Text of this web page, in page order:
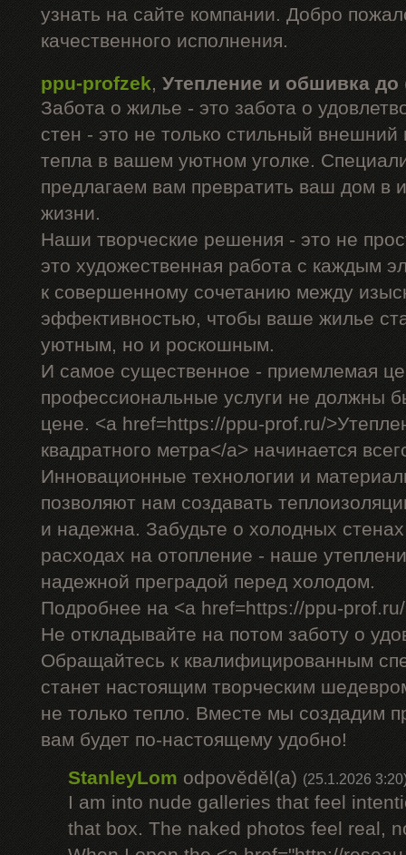
узнать на сайте компании. Добро
качественного исполнения.
ppu-profzek,Утепление и обшивка до
Забота о жилье - это забота о
стен - это не только стильный
тепла в вашем уютном уголке.
предлагаем вам превратить ваш дом в
жизни.
Наши творческие решения - это не
это художественная работа с каждым
к совершенному сочетанию между
эффективностью, чтобы ваше жилье
уютным, но и роскошным.
И самое существенное - приемлемая
профессиональные услуги не должны
цене. <a href=https://ppu-prof.ru/
квадратного метра</a> начинается
Инновационные технологии и
позволяют нам создавать
и надежна. Забудьте о холодных
расходах на отопление - наше
надежной преградой перед холодом.
Подробнее на <a href=https://ppu-
Не откладывайте на потом заботу о
Обращайтесь к квалифицированным
станет настоящим творческим
не только тепло. Вместе мы создадим
вам будет по-настоящему удобно!
StanleyLom odpověděl(a) (25.1.2026
I am into nude galleries that feel
that box. The naked photos feel real,